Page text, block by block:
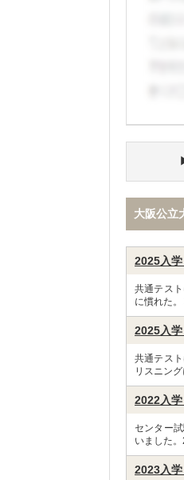
大阪公立
2025入学
共通テス
に慣れた
2025入学
共通テス
リスニン
2022入学
センター
いました
2023入学